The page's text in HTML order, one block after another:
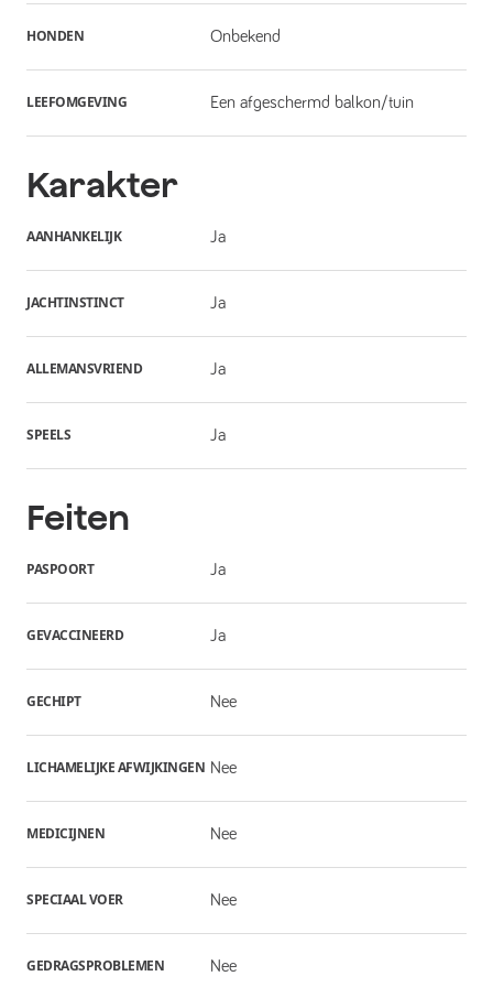
HONDEN Onbekend
LEEFOMGEVING Een afgeschermd balkon/tuin
Karakter
AANHANKELIJK Ja
JACHTINSTINCT Ja
ALLEMANSVRIEND Ja
SPEELS Ja
Feiten
PASPOORT Ja
GEVACCINEERD Ja
GECHIPT Nee
LICHAMELIJKE AFWIJKINGEN Nee
MEDICIJNEN Nee
SPECIAAL VOER Nee
GEDRAGSPROBLEMEN Nee